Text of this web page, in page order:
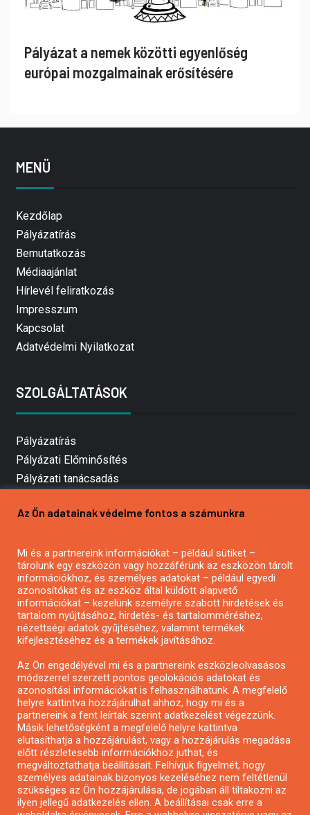
Pályázat a nemek közötti egyenlőség
európai mozgalmainak erősítésére
MENÜ
Kezdőlap
Pályázatírás
Bemutatkozás
Médiaajánlat
Hírlevél feliratkozás
Impresszum
Kapcsolat
Adatvédelmi Nyilatkozat
SZOLGÁLTATÁSOK
Pályázatírás
Pályázati Előminősítés
Pályázati tanácsadás
Mezőgazdasági pályázatírás
Pályázatírás civil szervezeteknek
Pályázatírás önkormányzatoknak
Pályázatfigyelés
Specifikus pályázatfigyelés vagy hírlevél
Pályázatok magánszemélyeknek
Pályázatok civil szervezeteknek
Pályázatok vállalkozásoknak
Önkormányzati pályázatok
Mezőgazdasági pályázatok
Falusi turizmus pályázatok
Az Ön adatainak védelme fontos a számunkra
Mi és a partnereink információkat – például sütiket –
tárolunk egy eszközön vagy hozzáférünk az eszközön tárolt
információkhoz, és személyes adatokat – például egyedi
azonosítókat és az eszköz által küldött alapvető
információkat – kezelünk személyre szabott hirdetések és
tartalom nyújtásához, hirdetés- és tartalomméréshez,
nézettségi adatok gyűjtéséhez, valamint termékek
kifejlesztéséhez és a termékek javításához.
Az Ön engedélyével mi és a partnereink eszközleolvasásos
módszerrel szerzett pontos geolokációs adatokat és
azonosítási információkat is felhasználhatunk. A megfelelő
helyre kattintva hozzájárulhat ahhoz, hogy mi és a
partnereink a fent leírtak szerint adatkezelést végezzünk.
Másik lehetőségként a megfelelő helyre kattintva
elutasíthatja a hozzájárulást, vagy a hozzájárulás megadása
előtt részletesebb információkhoz juthat, és
megváltoztathatja beállításait. Felhívjuk figyelmét, hogy
személyes adatainak bizonyos kezeléséhez nem feltétlenül
szükséges az Ön hozzájárulása, de jogában áll tiltakozni az
ilyen jellegű adatkezelés ellen. A beállításai csak erre a